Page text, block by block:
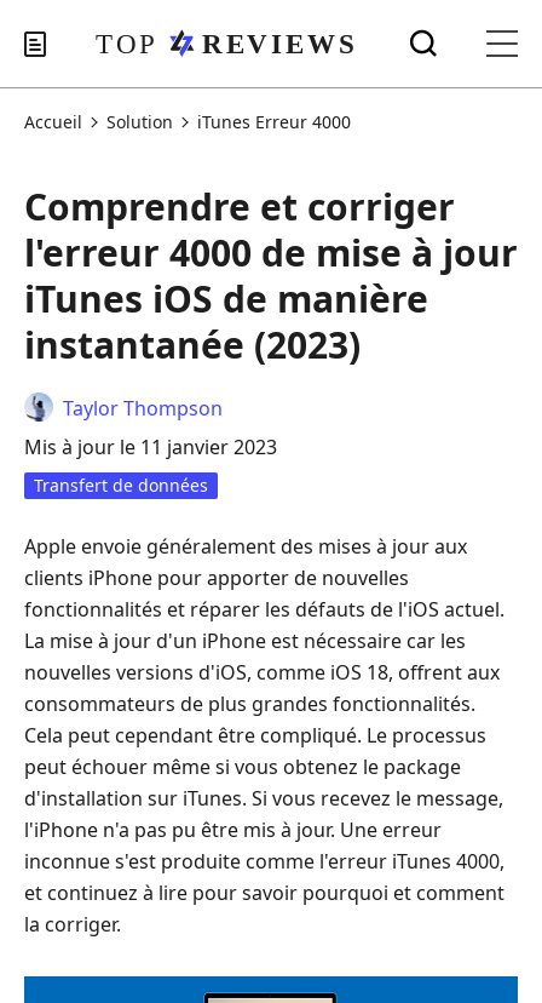
Accueil Solution iTunes Erreur 4000
Comprendre et corriger
l'erreur 4000 de mise à jour
iTunes iOS de manière
instantanée (2023)
Taylor Thompson
Mis à jour le 11 janvier 2023
Transfert de données
Apple envoie généralement des mises à jour aux
clients iPhone pour apporter de nouvelles
fonctionnalités et réparer les défauts de l'iOS actuel.
La mise à jour d'un iPhone est nécessaire car les
nouvelles versions d'iOS, comme iOS 18, offrent aux
consommateurs de plus grandes fonctionnalités.
Cela peut cependant être compliqué. Le processus
peut échouer même si vous obtenez le package
d'installation sur iTunes. Si vous recevez le message,
l'iPhone n'a pas pu être mis à jour. Une erreur
inconnue s'est produite comme l'erreur iTunes 4000,
et continuez à lire pour savoir pourquoi et comment
la corriger.